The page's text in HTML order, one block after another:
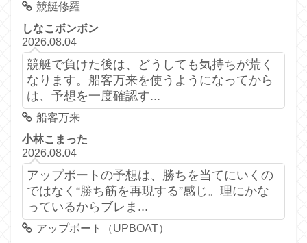
競艇修羅
しなこボンボン
2026.08.04
競艇で負けた後は、どうしても気持ちが荒く
なります。船客万来を使うようになってから
は、予想を一度確認す...
船客万来
小林こまった
2026.08.04
アップボートの予想は、勝ちを当てにいくの
ではなく“勝ち筋を再現する”感じ。理にかな
っているからブレま...
アップボート（UPBOAT）